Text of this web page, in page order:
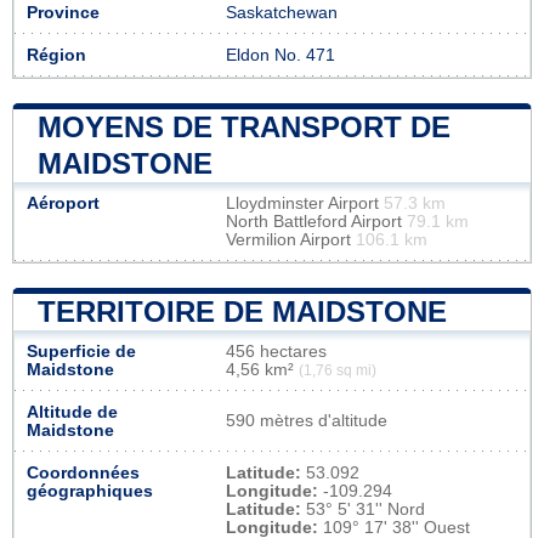
Province Saskatchewan
Région Eldon No. 471
MOYENS DE TRANSPORT DE
MAIDSTONE
Aéroport Lloydminster Airport 57.3 km
North Battleford Airport 79.1 km
Vermilion Airport 106.1 km
TERRITOIRE DE MAIDSTONE
Superficie de
Maidstone
456 hectares
4,56 km² (1,76 sq mi)
Altitude de
Maidstone
590 mètres d'altitude
Coordonnées
géographiques
Latitude: 53.092
Longitude: -109.294
Latitude: 53° 5' 31'' Nord
Longitude: 109° 17' 38'' Ouest